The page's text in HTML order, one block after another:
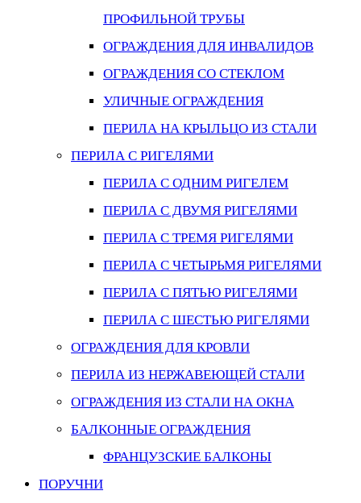
ПРОФИЛЬНОЙ ТРУБЫ
ОГРАЖДЕНИЯ ДЛЯ ИНВАЛИДОВ
ОГРАЖДЕНИЯ СО СТЕКЛОМ
УЛИЧНЫЕ ОГРАЖДЕНИЯ
ПЕРИЛА НА КРЫЛЬЦО ИЗ СТАЛИ
ПЕРИЛА С РИГЕЛЯМИ
ПЕРИЛА С ОДНИМ РИГЕЛЕМ
ПЕРИЛА С ДВУМЯ РИГЕЛЯМИ
ПЕРИЛА С ТРЕМЯ РИГЕЛЯМИ
ПЕРИЛА С ЧЕТЫРЬМЯ РИГЕЛЯМИ
ПЕРИЛА С ПЯТЬЮ РИГЕЛЯМИ
ПЕРИЛА С ШЕСТЬЮ РИГЕЛЯМИ
ОГРАЖДЕНИЯ ДЛЯ КРОВЛИ
ПЕРИЛА ИЗ НЕРЖАВЕЮЩЕЙ СТАЛИ
ОГРАЖДЕНИЯ ИЗ СТАЛИ НА ОКНА
БАЛКОННЫЕ ОГРАЖДЕНИЯ
ФРАНЦУЗСКИЕ БАЛКОНЫ
ПОРУЧНИ